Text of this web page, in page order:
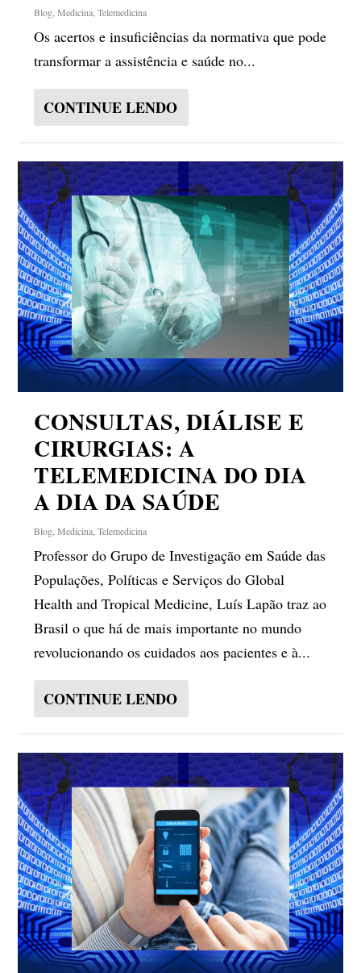
Blog ,Medicina ,Telemedicina
Os acertos e insuficiências da normativa que pode
transformar a assistência e saúde no...
CONTINUE LENDO
CONSULTAS, DIÁLISE E
CIRURGIAS: A
TELEMEDICINA DO DIA
A DIA DA SAÚDE
Blog,Medicina,Telemedicina
Professor do Grupo de Investigação em Saúde das
Populações, Políticas e Serviços do Global
Health and Tropical Medicine, Luís Lapão traz ao
Brasil o que há de mais importante no mundo
revolucionando os cuidados aos pacientes e à...
CONTINUE LENDO